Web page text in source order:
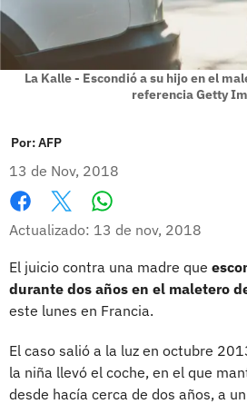
La Kalle - Escondió a su hijo en el
referencia Getty
Por:AFP
13 de Nov, 2018
Facebook
X
Actualizado: 13 de nov, 2018
El juicio contra una madre que
durante dos años en el maletero
este lunes en Francia.
El caso salió a la luz en octubre
la niña llevó el coche, en el que
desde hacía cerca de dos años, a